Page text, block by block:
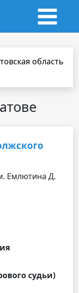
область
Емлютина Д.
судьи)